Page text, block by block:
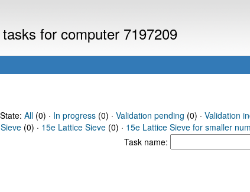
for computer 7197209
State: All(0) · In progress(0) · Validation pending (0) · Validation
(0) · 15e Lattice Sieve (0) · 15e Lattice Sieve for smaller
Task name: